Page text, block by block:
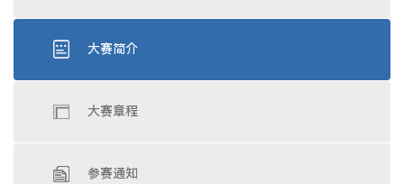
大赛简介
大赛章程
参赛通知